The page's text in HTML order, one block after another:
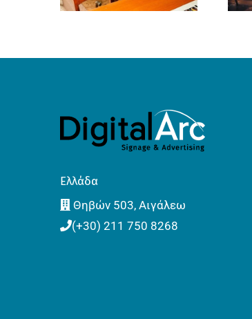
Ελλάδα
Θηβών 503, Αιγάλεω
(+30) 211 750 8268